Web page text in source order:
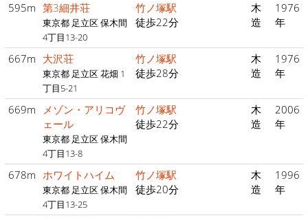
595m 第3細井荘
東京都 足立区 保木間
4丁目13-20
竹ノ塚駅
徒歩22分
木
造
1976
年
667m 大沢荘
東京都 足立区 花畑 1
丁目5-21
竹ノ塚駅
徒歩28分
木
造
1976
年
669m
メゾン・アリコヴ
ェール
東京都 足立区 保木間
4丁目13-8
竹ノ塚駅
徒歩22分
木
造
2006
年
678m ホワイトハイム
東京都 足立区 保木間
4丁目13-25
竹ノ塚駅
徒歩20分
木
造
1996
年